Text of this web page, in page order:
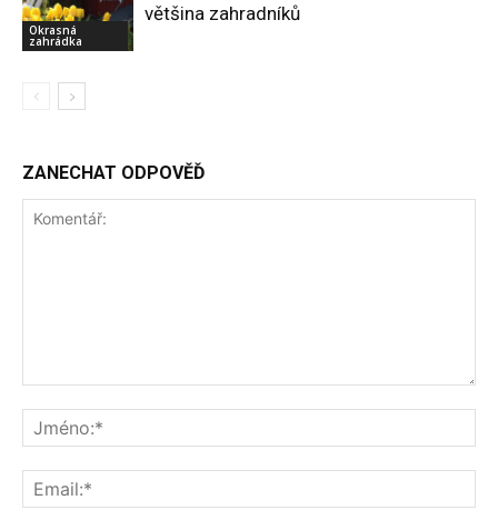
Okrasná
zahrádka
většina zahradníků
ZANECHAT ODPOVĚĎ